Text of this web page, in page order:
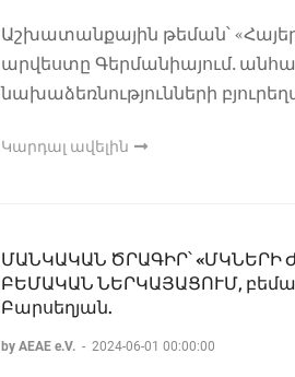
Աշխատանքային թեման՝
արվեստը Գերմանիայում.
նախաձեռնությունների
Կարդալ ավելին
ՄԱՆԿԱԿԱՆ ԾՐԱԳԻՐ՝ «ՄԿՆԵՐԻ
ԲԵՄԱԿԱՆ ՆԵՐԿԱՅԱՑՈՒՄ,
Բարսեղյան.
by AEAE e.V. - 2024-06-01 00:00:00